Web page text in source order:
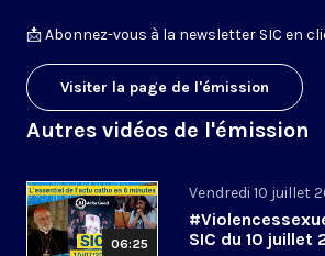
📩Abonnez-vous à la newsletter SIC en
Visiter la page de l'émission
Autres vidéos de l'émission
06:25
Vendredi 10 juillet
SIC du 10 juillet